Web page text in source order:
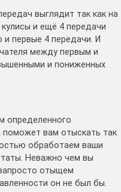
выглядит так как на
и ещё 4 передачи
и первые 4 передачи. И
между первым и
и пониженных
определенного
поможет вам отыскать так
обработаем ваши
Неважно чем вы
отыщем
он не был бы.